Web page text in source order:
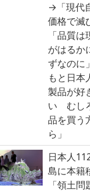
→「現代
価格で滅
「品質
がはるか
ずなのに
もと日本
製品が好
い むし
品を買う
ら」
日本人
島に本籍
「領土